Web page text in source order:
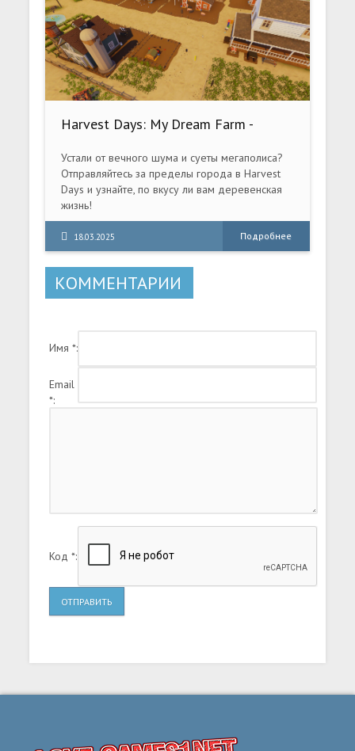
Harvest Days: My Dream Farm -
[Repack] (+ DLC/Бонусный контент)
Устали от вечного шума и суеты мегаполиса?
Отправляйтесь за пределы города в Harvest
Days и узнайте, по вкусу ли вам деревенская
жизнь!
18.03.2025 Подробнее
КОММЕНТАРИИ
Имя *:
Email
*:
Код *:
ОТПРАВИТЬ